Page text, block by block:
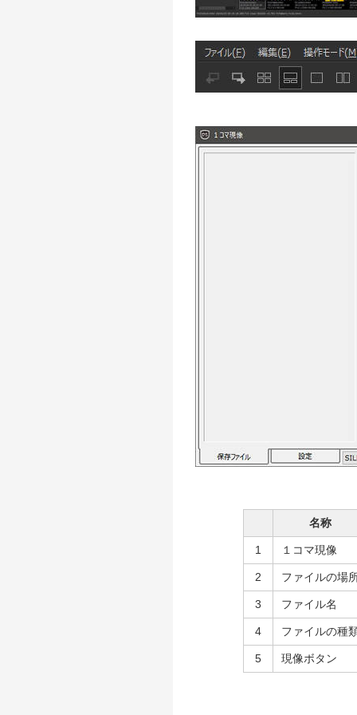
名称
1 １コマ現像
2 ファイルの場
3 ファイル名
4 ファイルの種
5 現像ボタン